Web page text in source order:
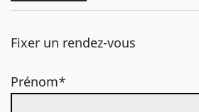
Fixer un rendez-vous
Prénom*